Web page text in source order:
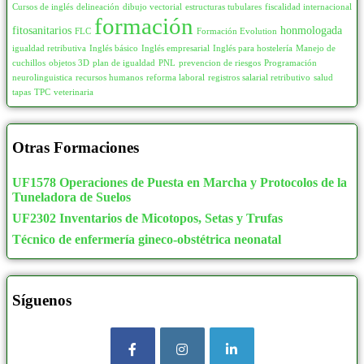
Comercio y Marketing339
Control de Almacén17
Inmobiliaria 3
Marketing, Publicidad y Comunicación
Supermercados
COVID48
Administración y Oficinas12
Atención Social y/o Sanitária3
Hoteles8
14048
150185
1552
16046
1655
1753
180393
19025
200
Cursos de inglés delineación dibujo vectorial estructuras tubulares fiscalidad internacional
fitosanitarios FLC formación Formación Evolution honmologada
igualdad retributiva Inglés básico Inglés empresarial Inglés para hostelería Manejo de
cuchillos objetos 3D plan de igualdad PNL prevencion de riesgos Programación
neurolinguistica recursos humanos reforma laboral registros salarial retributivo salud
tapas TPC veterinaria
Otras Formaciones
UF1578 Operaciones de Puesta en Marcha y Protocolos de la
Tuneladora de Suelos
UF2302 Inventarios de Micotopos, Setas y Trufas
Técnico de enfermería gineco-obstétrica neonatal
Síguenos